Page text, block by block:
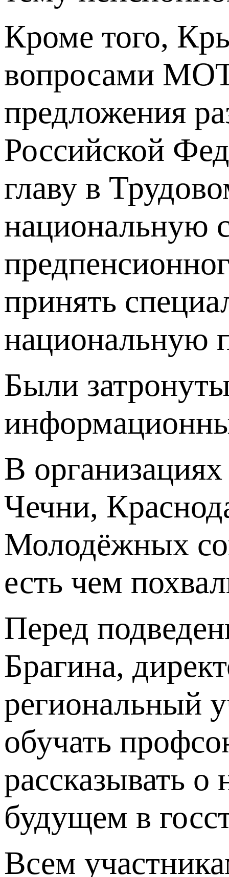
Кроме того,
вопросами МОТ
предложения
Российской
главу в
национальную
принять
национальную
Были
В
Чечни,
Молодёжных
есть чем
Перед
Брагина,
региональный
обучать
рассказывать
будущем в
Всем